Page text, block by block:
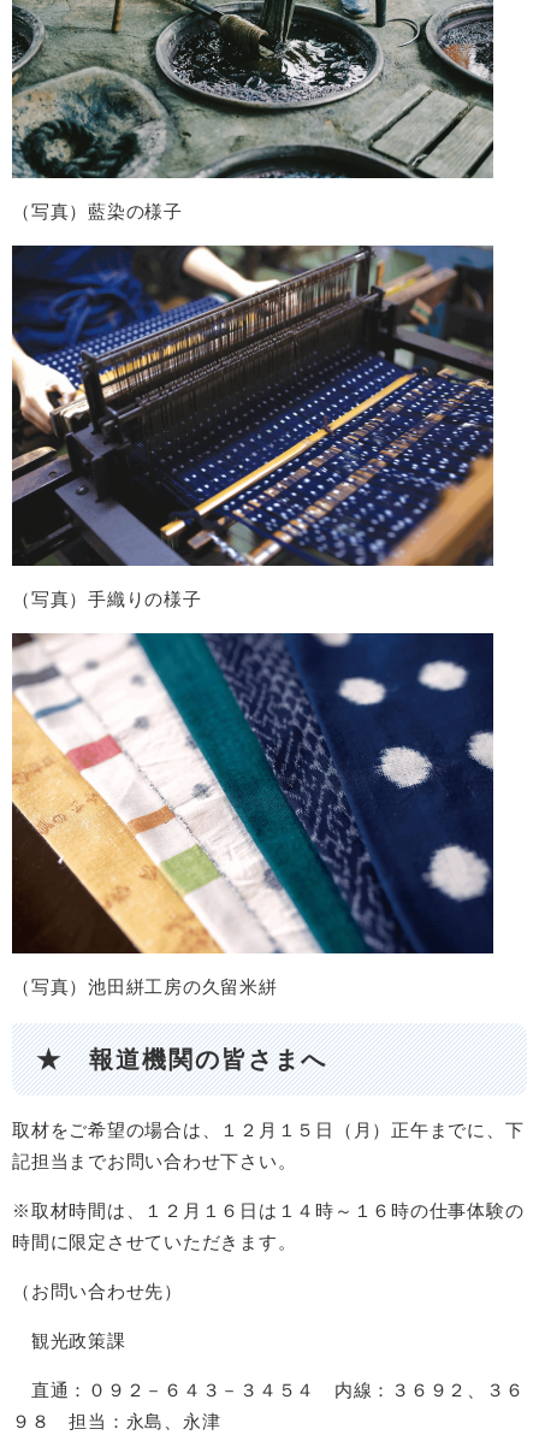
（写真）藍染の様子
（写真）手織りの様子
（写真）池田絣工房の久留米絣
★ 報道機関の皆さまへ​
取材をご希望の場合は、１２月１５日（月）正午までに、下
記担当までお問い合わせ下さい。
※取材時間は、１２月１６日は１４時～１６時の仕事体験の
時間に限定させていただきます。
（お問い合わせ先）
観光政策課
直通：０９２－６４３－３４５４ 内線：３６９２、３６
９８ 担当：永島、永津